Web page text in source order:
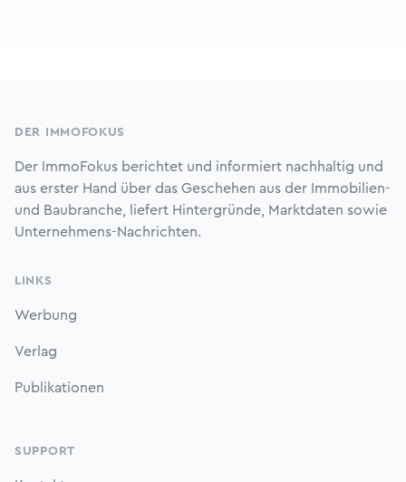
DER IMMOFOKUS
Der ImmoFokus berichtet und informiert nachhaltig und
aus erster Hand über das Geschehen aus der Immobilien-
und Baubranche, liefert Hintergründe, Marktdaten sowie
Unternehmens-Nachrichten.
LINKS
Werbung
Verlag
Publikationen
SUPPORT